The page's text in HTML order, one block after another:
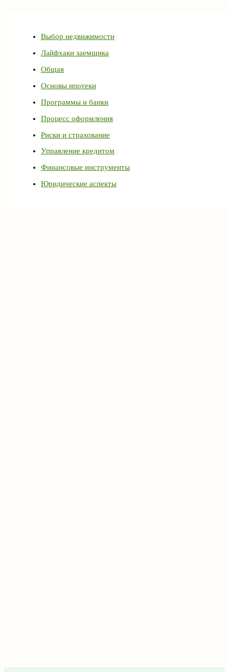
Выбор недвижимости
Лайфхаки заемщика
Общая
Основы ипотеки
Программы и банки
Процесс оформления
Риски и страхование
Управление кредитом
Финансовые инструменты
Юридические аспекты